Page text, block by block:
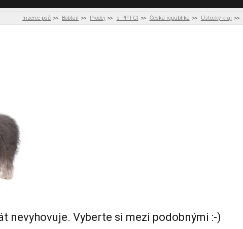
Inzerce psů Bobtail Prodej s PP FCI Česká republika Ústecký kraj
nevyhovuje. Vyberte si mezi podobnými :-)